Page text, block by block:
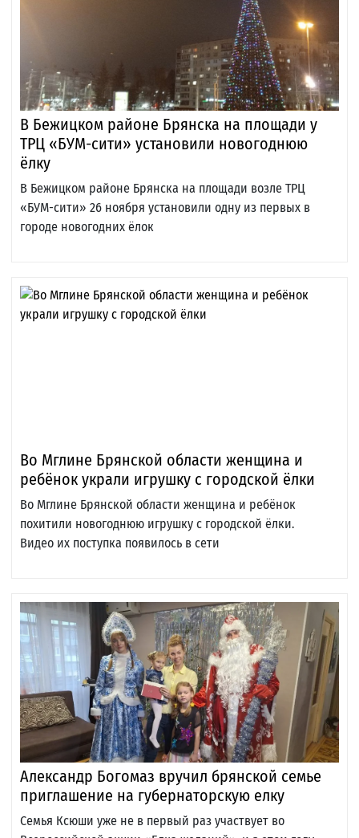
В Бежицком районе Брянска на площади у
ТРЦ «БУМ-сити» установили новогоднюю
ёлку
В Бежицком районе Брянска на площади возле ТРЦ
«БУМ-сити» 26 ноября установили одну из первых в
городе новогодних ёлок
Во Мглине Брянской области женщина и
ребёнок украли игрушку с городской ёлки
Во Мглине Брянской области женщина и ребёнок
похитили новогоднюю игрушку с городской ёлки.
Видео их поступка появилось в сети
Александр Богомаз вручил брянской семье
приглашение на губернаторскую елку
Семья Ксюши уже не в первый раз участвует во